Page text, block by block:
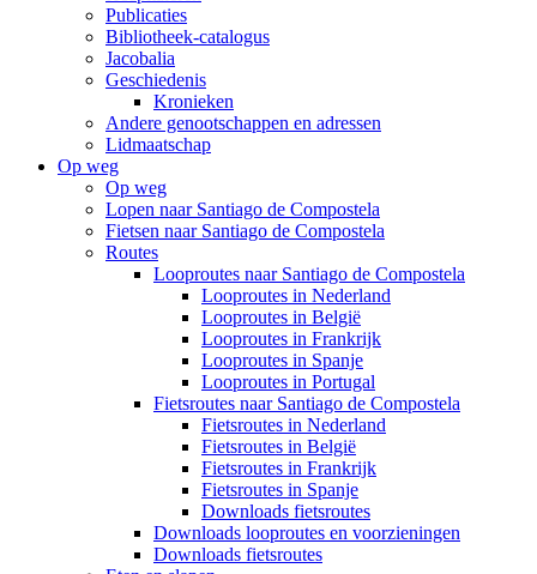
Publicaties
Bibliotheek-catalogus
Jacobalia
Geschiedenis
Kronieken
Andere genootschappen en adressen
Lidmaatschap
Op weg
Op weg
Lopen naar Santiago de Compostela
Fietsen naar Santiago de Compostela
Routes
Looproutes naar Santiago de Compostela
Looproutes in Nederland
Looproutes in België
Looproutes in Frankrijk
Looproutes in Spanje
Looproutes in Portugal
Fietsroutes naar Santiago de Compostela
Fietsroutes in Nederland
Fietsroutes in België
Fietsroutes in Frankrijk
Fietsroutes in Spanje
Downloads fietsroutes
Downloads looproutes en voorzieningen
Downloads fietsroutes